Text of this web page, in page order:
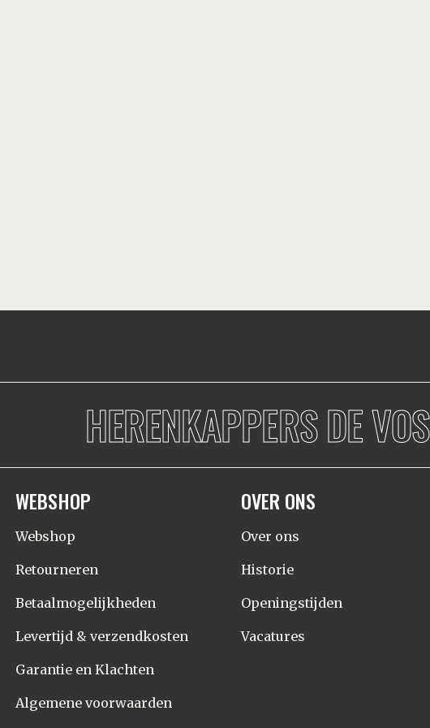
HERENKAPPERS DE VOS
WEBSHOP
Webshop
Retourneren
Betaalmogelijkheden
Levertijd & verzendkosten
Garantie en Klachten
Algemene voorwaarden
OVER ONS
Over ons
Historie
Openingstijden
Vacatures